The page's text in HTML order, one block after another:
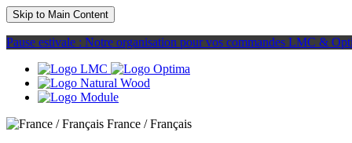
Skip to Main Content
Pause estivale : Notre organisation pour vos commandes LMC &
France / Français